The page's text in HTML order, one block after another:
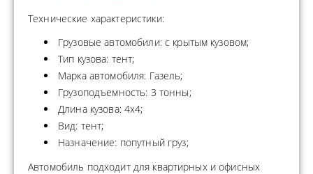
Технические характеристики:
Грузовые автомобили: с крытым кузовом;
Тип кузова: тент;
Марка автомобиля: Газель;
Грузоподъемность: 3 тонны;
Длина кузова: 4x4;
Вид: тент;
Назначение: попутный груз;
Автомобиль подходит для квартирных и офисных